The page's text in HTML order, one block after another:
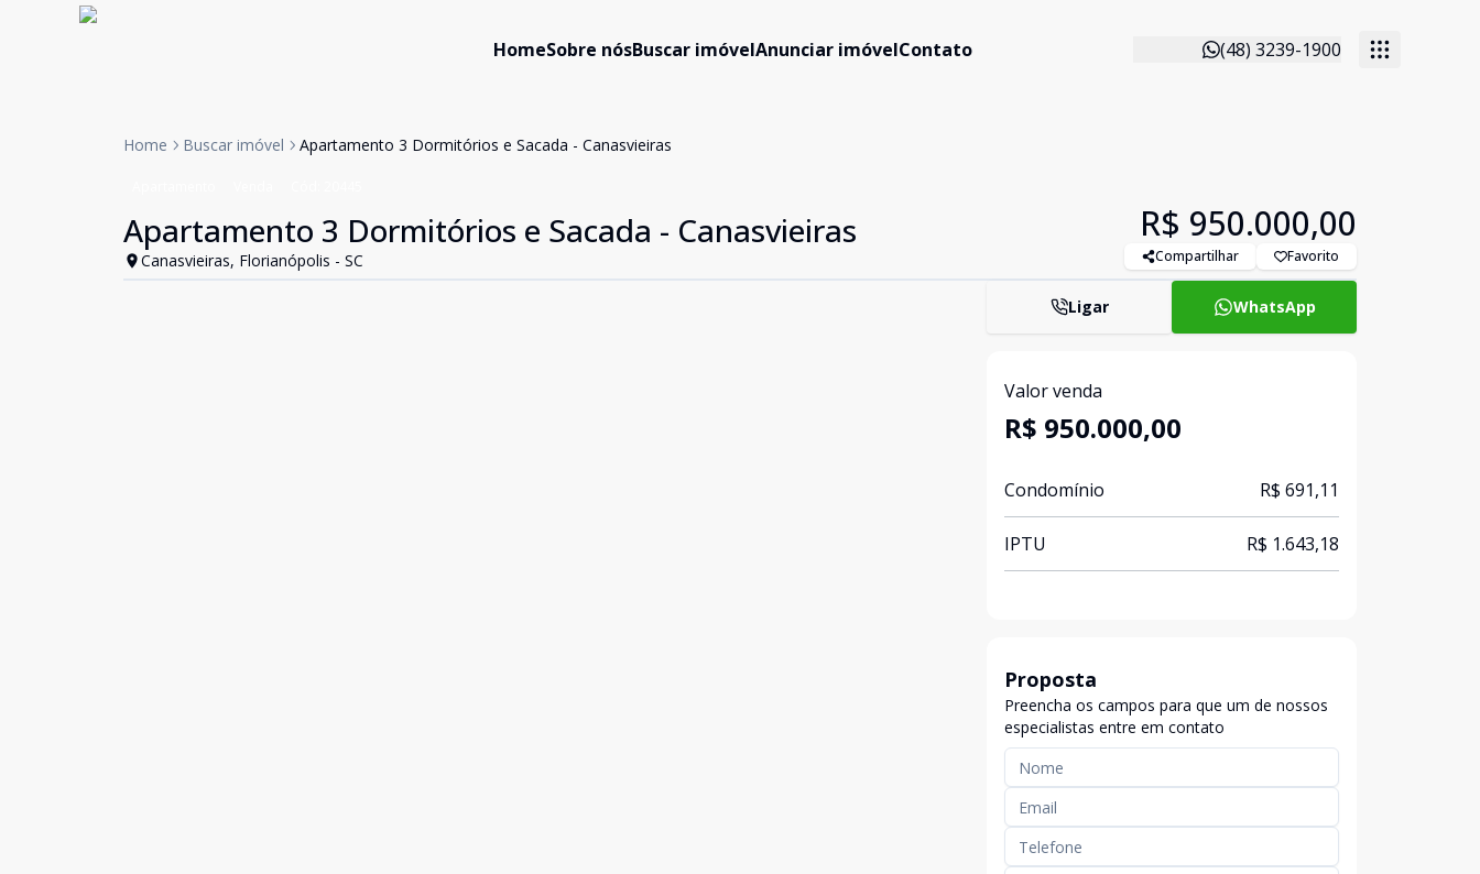
HomeSobre nósBuscar imóvelAnunciar imóvelContato (48) 3239-1900
Home Buscar imóvel Apartamento 3 Dormitórios e Sacada - Canasvieiras
Apartamento 3 Dormitórios e Sacada - Canasvieiras
Canasvieiras, Florianópolis - SC
R$ 950.000,00
Compartilhar Favorito
Ligar WhatsApp
Valor venda
R$ 950.000,00
Condomínio R$ 691,11
IPTU R$ 1.643,18
Proposta
Preencha os campos para que um de nossos
especialistas entre em contato